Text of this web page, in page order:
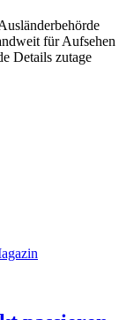
für Aufsehen
Details zutage